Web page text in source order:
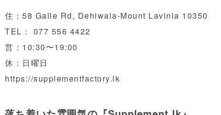
住：58 Galle Rd, Dehiwala-Mount Lavinia 10350
TEL：
077 556 4422
営：10:30〜19:00
休：日曜日
https://supplementfactory.lk